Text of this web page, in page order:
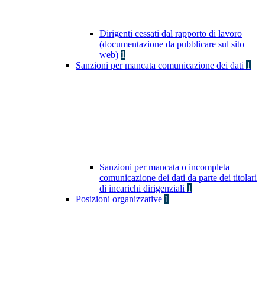
Dirigenti cessati dal rapporto di lavoro
(documentazione da pubblicare sul sito
web) 1
Sanzioni per mancata comunicazione dei dati 1
Sanzioni per mancata o incompleta
comunicazione dei dati da parte dei titolari
di incarichi dirigenziali 1
Posizioni organizzative 1